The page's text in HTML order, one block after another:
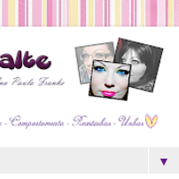
▼